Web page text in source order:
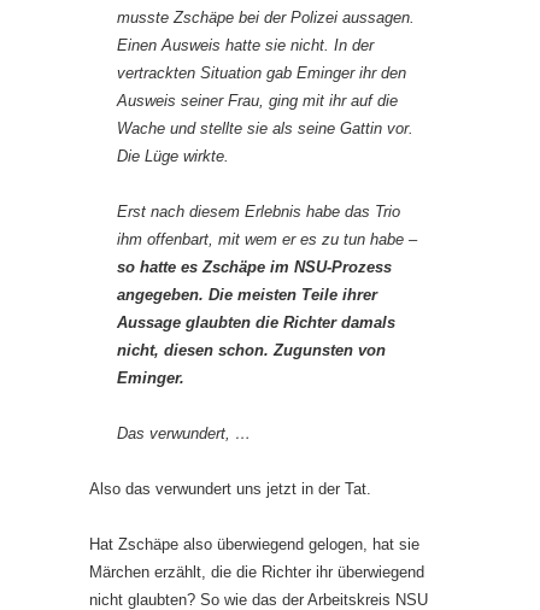
musste Zschäpe bei der Polizei aussagen.
Einen Ausweis hatte sie nicht. In der
vertrackten Situation gab Eminger ihr den
Ausweis seiner Frau, ging mit ihr auf die
Wache und stellte sie als seine Gattin vor.
Die Lüge wirkte.
Erst nach diesem Erlebnis habe das Trio
ihm offenbart, mit wem er es zu tun habe –
so hatte es Zschäpe im NSU-Prozess
angegeben. Die meisten Teile ihrer
Aussage glaubten die Richter damals
nicht, diesen schon. Zugunsten von
Eminger.
Das verwundert, …
Also das verwundert uns jetzt in der Tat.
Hat Zschäpe also überwiegend gelogen, hat sie
Märchen erzählt, die die Richter ihr überwiegend
nicht glaubten? So wie das der Arbeitskreis NSU